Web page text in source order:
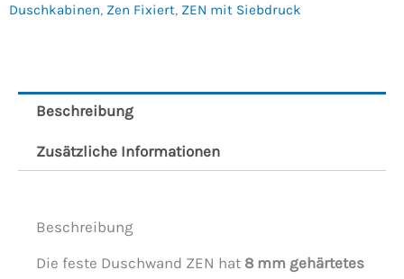
Duschkabinen, Zen Fixiert, ZEN mit Siebdruck
Beschreibung
Zusätzliche Informationen
Beschreibung
Die feste Duschwand ZEN hat 8 mm gehärtetes